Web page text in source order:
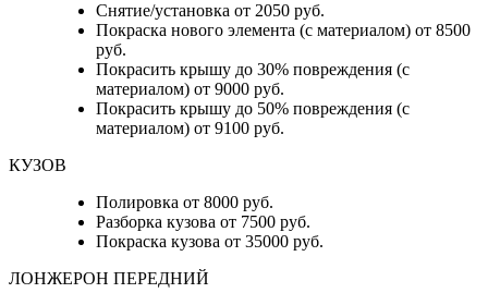
Снятие/установка от 2050 руб.
Покраска нового элемента (с материалом) от 8500
руб.
Покрасить крышу до 30% повреждения (с
материалом) от 9000 руб.
Покрасить крышу до 50% повреждения (с
материалом) от 9100 руб.
КУЗОВ
Полировка от 8000 руб.
Разборка кузова от 7500 руб.
Покраска кузова от 35000 руб.
ЛОНЖЕРОН ПЕРЕДНИЙ